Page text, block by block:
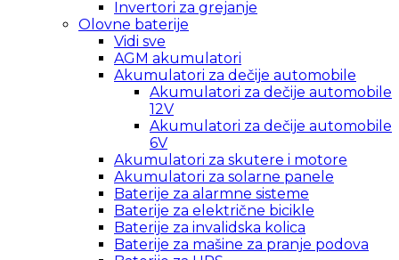
Invertori za grejanje
Olovne baterije
Vidi sve
AGM akumulatori
Akumulatori za dečije automobile
Akumulatori za dečije automobile
12V
Akumulatori za dečije automobile
6V
Akumulatori za skutere i motore
Akumulatori za solarne panele
Baterije za alarmne sisteme
Baterije za električne bicikle
Baterije za invalidska kolica
Baterije za mašine za pranje podova